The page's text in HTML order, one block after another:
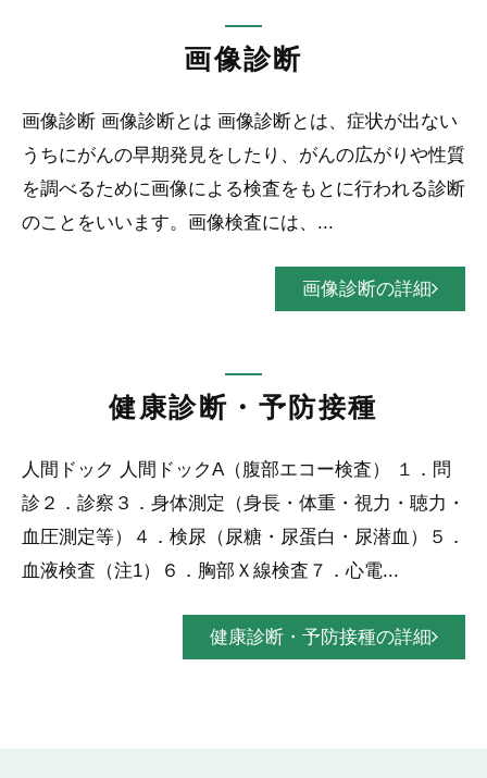
画像診断
画像診断 画像診断とは 画像診断とは、症状が出ない
うちにがんの早期発見をしたり、がんの広がりや性質
を調べるために画像による検査をもとに行われる診断
のことをいいます。画像検査には、...
画像診断の詳細
健康診断・予防接種
人間ドック 人間ドックA（腹部エコー検査） １．問
診２．診察３．身体測定（身長・体重・視力・聴力・
血圧測定等）４．検尿（尿糖・尿蛋白・尿潜血）５．
血液検査（注1）６．胸部Ｘ線検査７．心電...
健康診断・予防接種の詳細